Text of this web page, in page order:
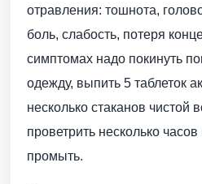
отравления: тошнота,
боль, слабость, потеря
симптомах надо покинуть
одежду, выпить 5 таблеток
несколько стаканов
проветрить несколько
промыть.